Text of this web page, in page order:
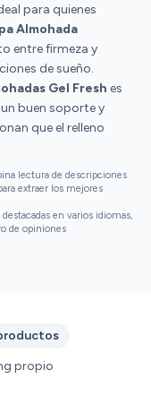
para quienes
Almohada
entre firmeza y
de sueño.
Gel Fresh es
buen soporte y
que el relleno
lectura de descripciones
extraer los mejores
en varios idiomas,
de opiniones
propio